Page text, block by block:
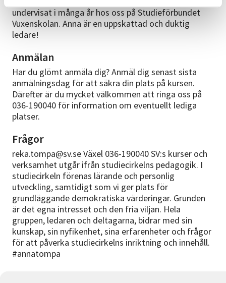
undervisat i många år hos oss på Studieförbundet
Vuxenskolan. Anna är en uppskattad och duktig
ledare!
Anmälan
Har du glömt anmäla dig? Anmäl dig senast sista
anmälningsdag för att säkra din plats på kursen.
Därefter är du mycket välkommen att ringa oss på
036-190040 för information om eventuellt lediga
platser.
Frågor
reka.tompa@sv.se Växel 036-190040 SV:s kurser och
verksamhet utgår ifrån studiecirkelns pedagogik. I
studiecirkeln förenas lärande och personlig
utveckling, samtidigt som vi ger plats för
grundläggande demokratiska värderingar. Grunden
är det egna intresset och den fria viljan. Hela
gruppen, ledaren och deltagarna, bidrar med sin
kunskap, sin nyfikenhet, sina erfarenheter och frågor
för att påverka studiecirkelns inriktning och innehåll.
#annatompa